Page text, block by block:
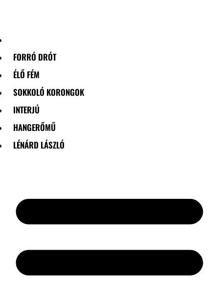
FORRÓ DRÓT
ÉLŐ FÉM
SOKKOLÓ KORONGOK
INTERJÚ
HANGERŐMŰ
LÉNÁRD LÁSZLÓ